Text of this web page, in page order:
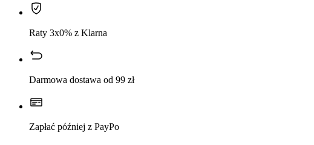
Raty 3x0% z Klarna
Darmowa dostawa od 99 zł
Zapłać później z PayPo